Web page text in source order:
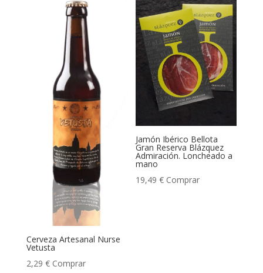
Cerveza Artesanal Nurse
Vetusta
2,29 € Comprar
Jamón Ibérico Bellota
Gran Reserva Blázquez
Admiración. Loncheado a
mano
19,49€ Comprar